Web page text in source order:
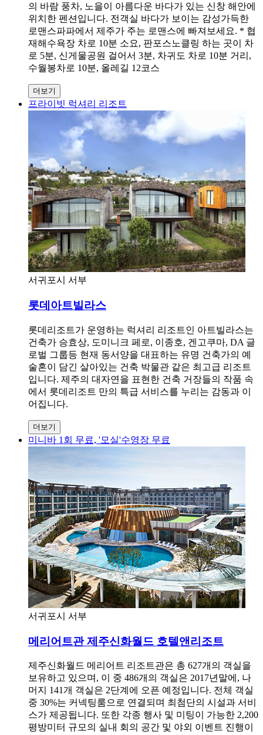
의 바람 풍차, 노을이 아름다운 바다가 있는 신창 해안에
위치한 펜션입니다. 전객실 바다가 보이는 감성가득한
로맨스파파에서 제주가 주는 로맨스에 빠져보세요. * 협
재해수욕장 차로 10분 소요, 판포스노클링 하는 곳이 차
로 5분, 신게물공원 걸어서 3분, 차귀도 차로 10분 거리,
수월봉차로 10분, 올레길 12코스
더보기
프라이빗 럭셔리 리조트
서귀포시 서부
롯데아트빌라스
롯데리조트가 운영하는 럭셔리 리조트인 아트빌라스는
건축가 승효상, 도미니크 페로, 이종호, 겐고쿠마, DA 글
로벌 그룹등 현재 동서양을 대표하는 유명 건축가의 예
술혼이 담긴 살아있는 건축 박물관 같은 최고급 리조트
입니다. 제주의 대자연을 표현한 건축 거장들의 작품 속
에서 롯데리조트 만의 특급 서비스를 누리는 감동과 이
어집니다.
더보기
미니바 1회 무료, '모실'수영장 무료
서귀포시 서부
메리어트관 제주신화월드 호텔앤리조트
제주신화월드 메리어트 리조트관은 총 627개의 객실을
보유하고 있으며, 이 중 486개의 객실은 2017년말에, 나
머지 141개 객실은 2단계에 오픈 예정입니다. 전체 객실
중 30%는 커넥팅룸으로 연결되며 최첨단의 시설과 서비
스가 제공됩니다. 또한 각종 행사 및 미팅이 가능한 2,200
평방미터 규모의 실내 회의 공간 및 야외 이벤트 진행이